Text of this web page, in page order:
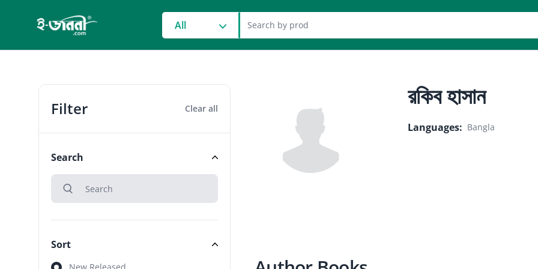
grocery search at header
All
Filter Clear all
Search
search
Search
Sort
রকিব হাসান
Languages: Bangla